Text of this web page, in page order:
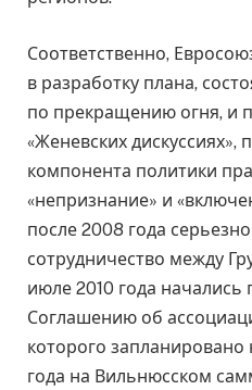
Соответственно,
в разработку плана,
по прекращению огня, и
«Женевских дискуссиях»,
компонента политики
«непризнание» и
после 2008 года
сотрудничество между
июле 2010 года начались
Соглашению об
которого
года на Вильнюсском